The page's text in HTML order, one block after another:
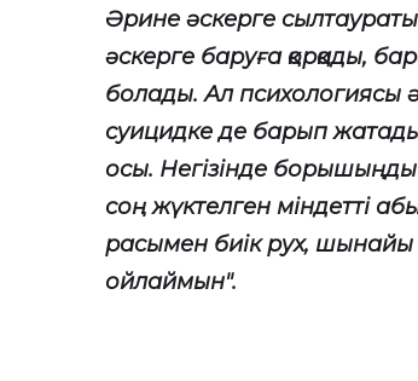
Әрине әскерге
әскерге баруға қорқады,
болады. Ал психологиясы
суицидке де барып
осы. Негізінде
соң жүктелген міндетті
расымен биік рух, шынайы
ойлаймын".